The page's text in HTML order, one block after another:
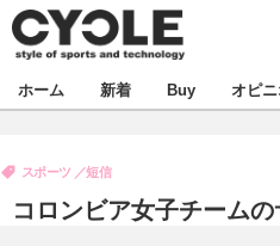
デバイス
ホーム 新着 Buy オピ
コロンビア女子チーム
スポーツ 短信